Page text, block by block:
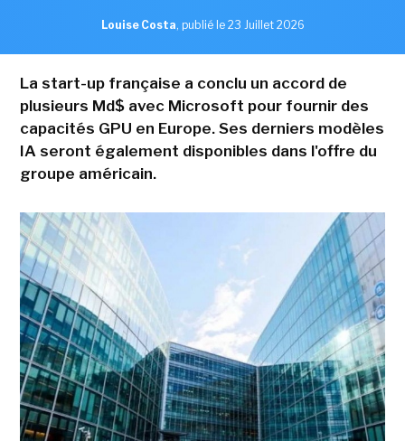
Louise Costa, publié le 23 Juillet 2026
La start-up française a conclu un accord de
plusieurs Md$ avec Microsoft pour fournir des
capacités GPU en Europe. Ses derniers modèles
IA seront également disponibles dans l'offre du
groupe américain.